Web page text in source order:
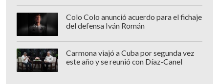
Colo Colo anunció acuerdo para el fichaje
del defensa Iván Román
Carmona viajó a Cuba por segunda vez
este año y se reunió con Díaz-Canel